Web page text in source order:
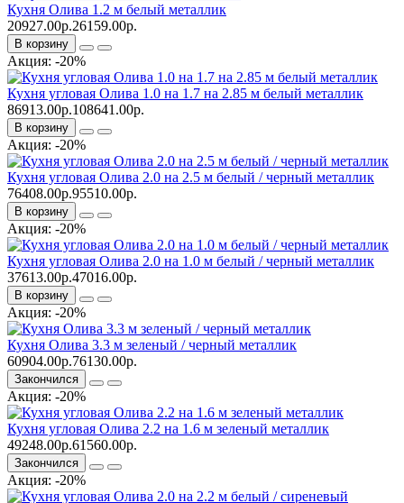
Кухня Олива 1.2 м белый металлик
20927.00р.26159.00р.
В корзину
Акция: -20%
Кухня угловая Олива 1.0 на 1.7 на 2.85 м белый металлик
86913.00р.108641.00р.
В корзину
Акция: -20%
Кухня угловая Олива 2.0 на 2.5 м белый / черный металлик
76408.00р.95510.00р.
В корзину
Акция: -20%
Кухня угловая Олива 2.0 на 1.0 м белый / черный металлик
37613.00р.47016.00р.
В корзину
Акция: -20%
Кухня Олива 3.3 м зеленый / черный металлик
60904.00р.76130.00р.
Закончился
Акция: -20%
Кухня угловая Олива 2.2 на 1.6 м зеленый металлик
49248.00р.61560.00р.
Закончился
Акция: -20%